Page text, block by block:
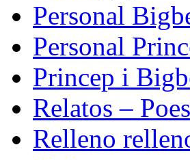
Personal
Personal
Princep i
Relatos –
Relleno